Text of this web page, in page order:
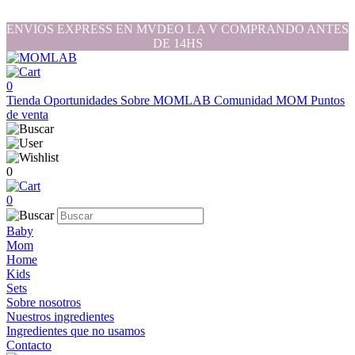
ENVIOS EXPRESS EN MVDEO L A V COMPRANDO ANTES
DE 14HS
0
Tienda Oportunidades Sobre MOMLAB Comunidad MOM Puntos
de venta
0
0
Baby
Mom
Home
Kids
Sets
Sobre nosotros
Nuestros ingredientes
Ingredientes que no usamos
Contacto